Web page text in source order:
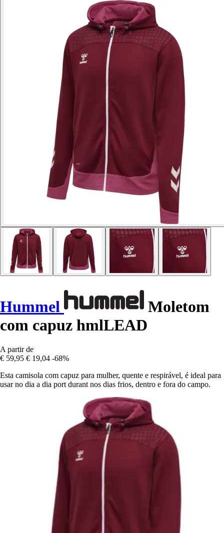
Hummel
Moletom
com capuz hmlLEAD
A partir de
€ 59,95 € 19,04 -68%
Esta camisola com capuz para mulher, quente e respirável, é ideal para
usar no dia a dia port durant nos dias frios, dentro e fora do campo.